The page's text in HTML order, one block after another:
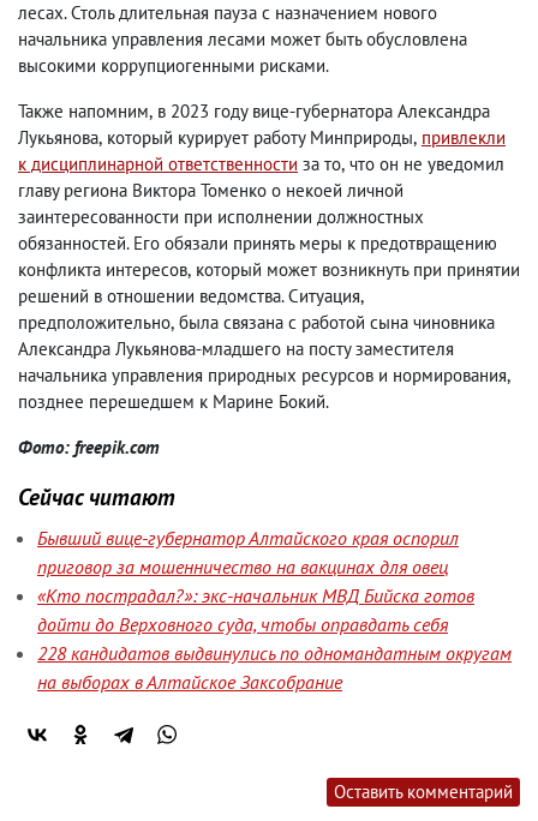
лесах. Столь длительная пауза с назначением нового
начальника управления лесами может быть обусловлена
высокими коррупциогенными рисками.
Также напомним, в 2023 году вице-губернатора Александра
Лукьянова, который курирует работу Минприроды, привлекли
к дисциплинарной ответственности за то, что он не уведомил
главу региона Виктора Томенко о некоей личной
заинтересованности при исполнении должностных
обязанностей. Его обязали принять меры к предотвращению
конфликта интересов, который может возникнуть при принятии
решений в отношении ведомства. Ситуация,
предположительно, была связана с работой сына чиновника
Александра Лукьянова-младшего на посту заместителя
начальника управления природных ресурсов и нормирования,
позднее перешедшем к Марине Бокий.
Фото: freepik.com
Сейчас читают
Бывший вице-губернатор Алтайского края оспорил
приговор за мошенничество на вакцинах для овец
«Кто пострадал?»: экс-начальник МВД Бийска готов
дойти до Верховного суда, чтобы оправдать себя
228 кандидатов выдвинулись по одномандатным округам
на выборах в Алтайское Заксобрание
Оставить комментарий